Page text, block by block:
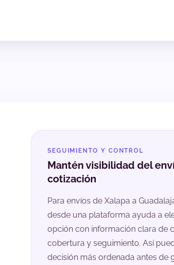
SEGUIMIENTO Y CONTROL
Mantén visibilidad del
cotización
Para envíos de Xalapa a
desde una plataforma ayuda a
opción con información clara de
cobertura y seguimiento. Así
decisión más ordenada antes de